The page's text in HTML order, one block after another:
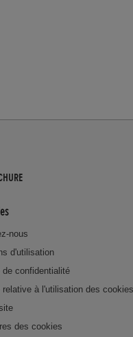
nous
d'utilisation
de confidentialité
relative à l'utilisation des cookies
des cookies